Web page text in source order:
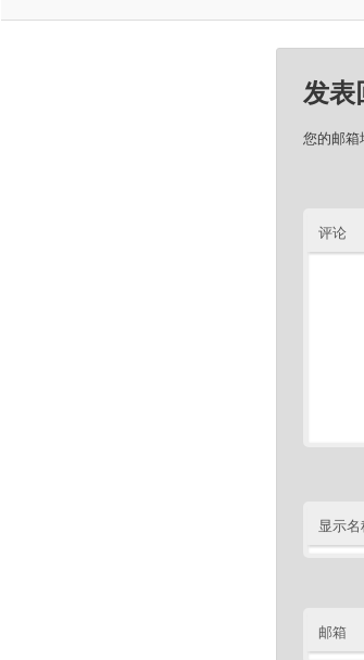
发表
您的邮箱
评论
显示
邮箱